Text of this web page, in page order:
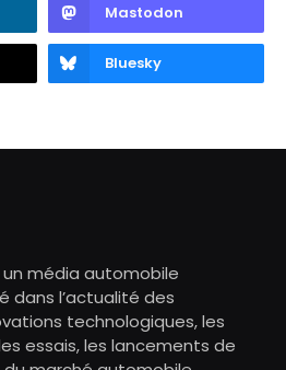
Mastodon
Bluesky
média automobile
dans l’actualité des
technologiques, les
essais, les lancements de